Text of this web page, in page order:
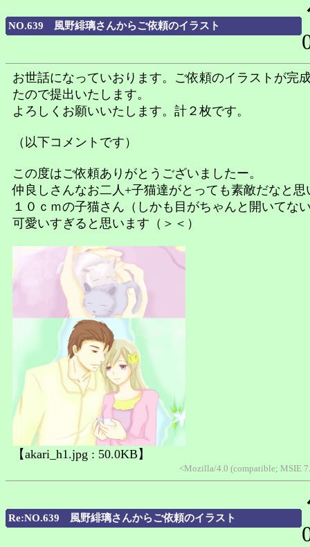
NO.639 風野緋璃さんからご依頼のイラスト
お世話になっていおります。ご依頼のイラストが完
たので提出いたします。
よろしくお願いいたします。計２枚です。
（以下コメントです）
この度はご依頼ありがとうございましたー。
仲良しさんなお二人+子猫達がとっても素敵だなと思
１０ｃｍの子猫さん（しかも目がちゃんと開いてな
可愛いすぎると思います（＞＜）
【akari_h1.jpg : 50.0KB】
<Mozilla/4.0 (compatible; MSIE
Re:NO.639 風野緋璃さんからご依頼のイラスト